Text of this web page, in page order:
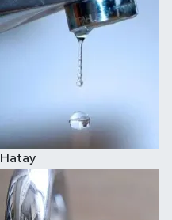
Hatay